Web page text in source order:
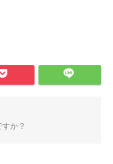
か？